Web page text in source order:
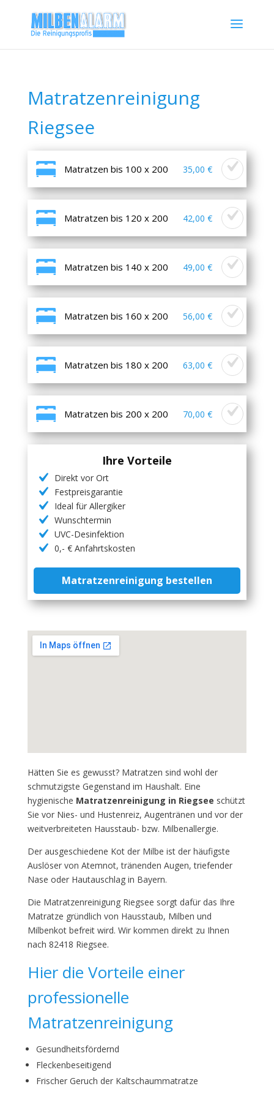
Matratzenreinigung
Riegsee
Matratzen bis 100 x 200 35,00 €
Matratzen bis 120 x 200 42,00 €
Matratzen bis 140 x 200 49,00 €
Matratzen bis 160 x 200 56,00 €
Matratzen bis 180 x 200 63,00 €
Matratzen bis 200 x 200 70,00 €
Ihre Vorteile
Direkt vor Ort
Festpreisgarantie
Ideal für Allergiker
Wunschtermin
UVC-Desinfektion
0,- € Anfahrtskosten
Matratzenreinigung bestellen
Hätten Sie es gewusst? Matratzen sind wohl der
schmutzigste Gegenstand im Haushalt. Eine
hygienische Matratzenreinigung in Riegsee schützt
Sie vor Nies- und Hustenreiz, Augentränen und vor der
weitverbreiteten Hausstaub- bzw. Milbenallergie.
Der ausgeschiedene Kot der Milbe ist der häufigste
Auslöser von Atemnot, tränenden Augen, triefender
Nase oder Hautauschlag in Bayern.
Die Matratzenreinigung Riegsee sorgt dafür das Ihre
Matratze gründlich von Hausstaub, Milben und
Milbenkot befreit wird. Wir kommen direkt zu Ihnen
nach 82418 Riegsee.
Hier die Vorteile einer
professionelle
Matratzenreinigung
Gesundheitsfördernd
Fleckenbeseitigend
Frischer Geruch der Kaltschaummatratze